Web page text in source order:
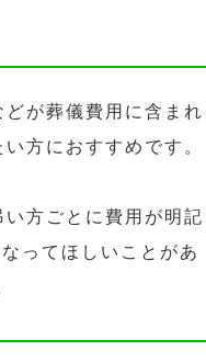
が葬儀費用に含まれ
方におすすめです。
方ごとに費用が明記
ってほしいことがあ